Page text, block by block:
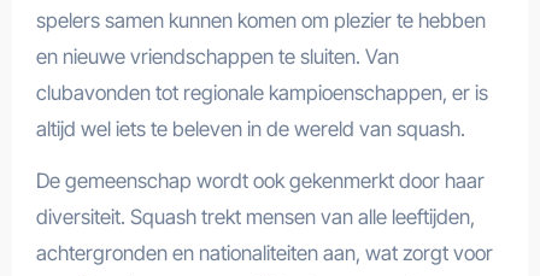
spelers samen kunnen komen om plezier te hebben
en nieuwe vriendschappen te sluiten. Van
clubavonden tot regionale kampioenschappen, er is
altijd wel iets te beleven in de wereld van squash.
De gemeenschap wordt ook gekenmerkt door haar
diversiteit. Squash trekt mensen van alle leeftijden,
achtergronden en nationaliteiten aan, wat zorgt voor